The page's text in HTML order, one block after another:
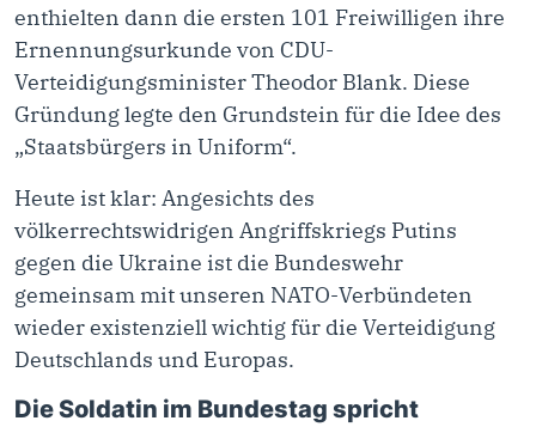
enthielten dann die ersten 101 Freiwilligen ihre
Ernennungsurkunde von CDU-
Verteidigungsminister Theodor Blank. Diese
Gründung legte den Grundstein für die Idee des
„Staatsbürgers in Uniform“.
Heute ist klar: Angesichts des
völkerrechtswidrigen Angriffskriegs Putins
gegen die Ukraine ist die Bundeswehr
gemeinsam mit unseren NATO-Verbündeten
wieder existenziell wichtig für die Verteidigung
Deutschlands und Europas.
Die Soldatin im Bundestag spricht